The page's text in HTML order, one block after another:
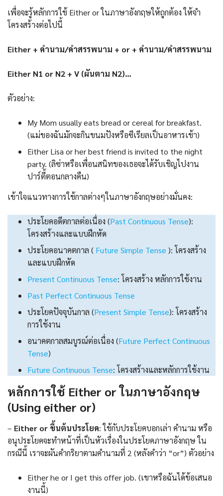
เพื่อจะรู้หลักการใช้ Either or ในภาษาอังกฤษให้ถูกต้อง ให้จำ
โครงสร้างต่อไปนี้
Either + คำนาม/คำสรรพนาม + or + คำนาม/คำสรรพนาม
Either N1 or N2 + V (ผันตาม N2)…
ตัวอย่าง:
My Mom usually eats bread or cereal for breakfast.
(แม่ของฉันมักจะกินขนมปังหรือซีเรียลเป็นอาหารเช้า)
Either Lisa or her best friend is invited to the night
party. (ลิซ่าหรือเพื่อนสนิทของเธอจะได้รับเชิญไปงาน
ปาร์ตี้ตอนกลางคืน)
เข้าใจแนวทางการใช้กาลต่างๆในภาษาอังกฤษอย่างมั่นคง:
ประโยคอดีตกาลต่อเนื่อง (Past Continuous Tense):
โครงสร้างและแบบฝึกหัด
ประโยคอนาคตกาล ( Future Simple Tense ): โครงสร้าง
และแบบฝึกหัด
Present Continuous Tense: โครงสร้าง หลักการใช้งาน
Past Perfect Continuous Tense
ประโยคปัจจุบันกาล (Present Simple Tense): โครงสร้าง
การใช้งาน
อนาคตกาลสมบูรณ์ต่อเนื่อง (Future Perfect Continuous
Tense)
Future Continuous Tense: โครงสร้างและหลักการใช้งาน
หลักการใช้ Either or ในภาษาอังกฤษ
(Using either or)
– Either or ขึ้นต้นประโยค: ใช้กับประโยคบอกเล่า คำนาม หรือ
อนุประโยคจะทำหน้าที่เป็นหัวเรื่องในประโยคภาษาอังกฤษ ใน
กรณีนี้ เราจะผันคำกริยาตามคำนามที่ 2 (หลังคำว่า “or”) ตัวอย่าง
Either he or I get this offer job. (เขาหรือฉันได้ข้อเสนอ
งานนี้)